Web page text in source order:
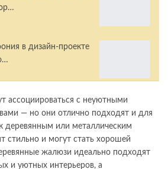
в дизайн-проекте
ассоциироваться с неуютными
— но они отлично подходят и для
деревянным или металлическим
стильно и могут стать хорошей
жалюзи идеально подходят
и уютных интерьеров, а